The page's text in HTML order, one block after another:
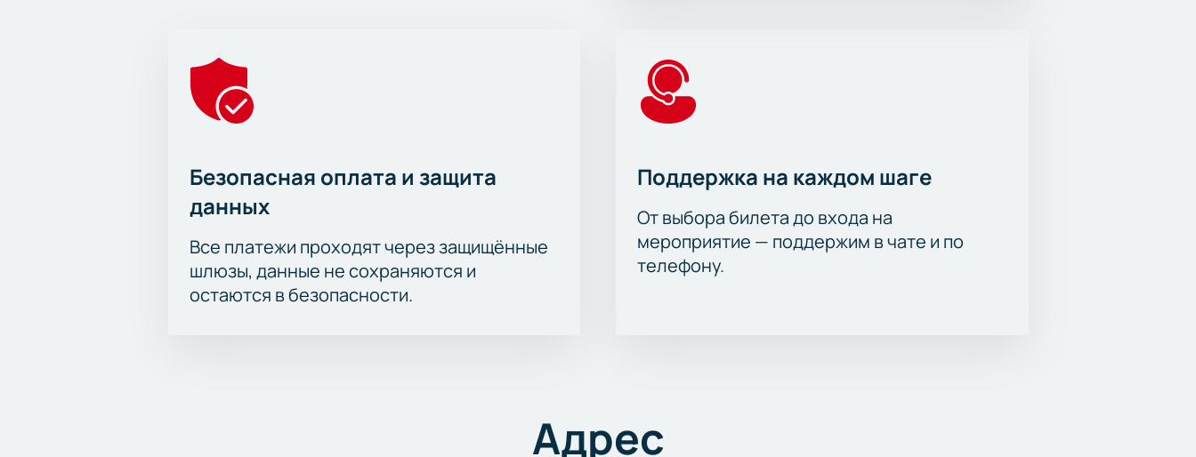
Безопасная оплата и защита
данных
Все платежи проходят через защищённые
шлюзы, данные не сохраняются и
остаются в безопасности.
Поддержка на каждом шаге
От выбора билета до входа на
мероприятие — поддержим в чате и по
телефону.
Адрес